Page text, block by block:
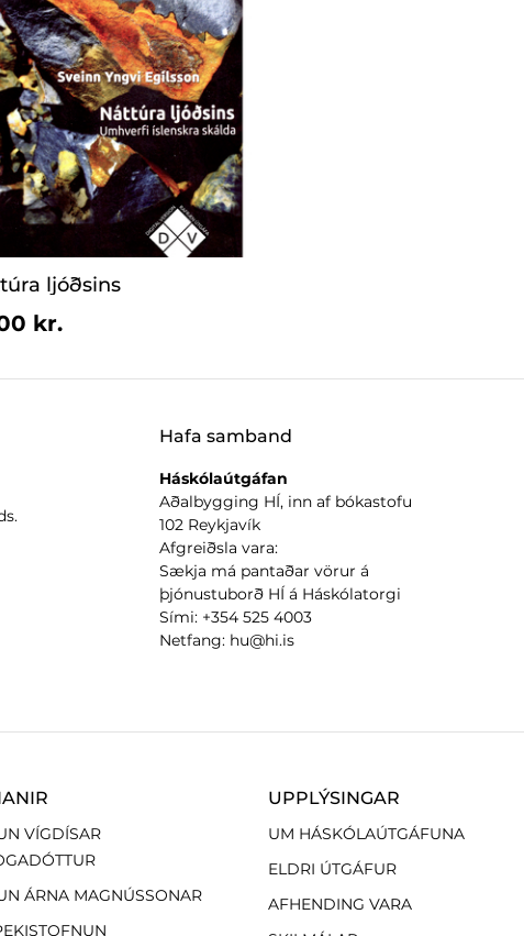
ljóðsins
kr.
Hafa samband
Háskólaútgáfan
Aðalbygging HÍ, inn af bókastofu
102 Reykjavík
Afgreiðsla vara:
Sækja má pantaðar vörur á
þjónustuborð HÍ á Háskólatorgi
Sími: +354 525 4003
Netfang: hu@hi.is
VÍGDÍSAR
ÁRNA MAGNÚSSONAR
UPPLÝSINGAR
UM HÁSKÓLAÚTGÁFUNA
ELDRI ÚTGÁFUR
AFHENDING VARA